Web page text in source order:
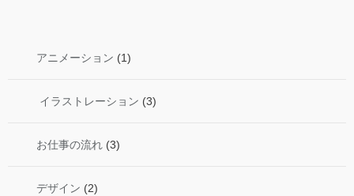
アニメーション (1)
イラストレーション (3)
お仕事の流れ (3)
デザイン (2)